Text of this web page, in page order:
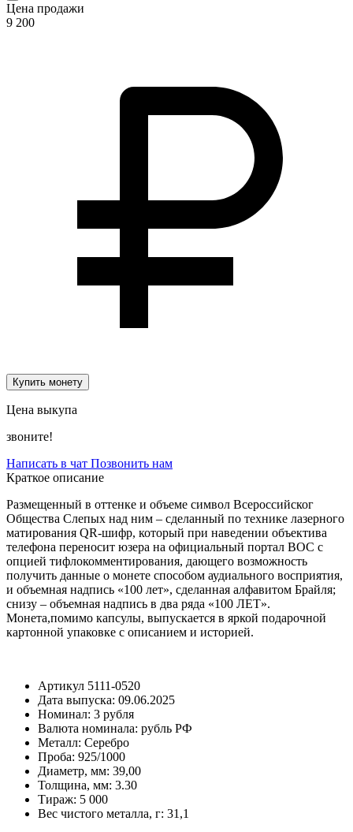
Цена продажи
9 200
Купить монету
Цена выкупа
звоните!
Написать в чат Позвонить нам
Краткое описание
Размещенный в оттенке и объеме символ Всероссийског
Общества Слепых над ним – сделанный по технике лазерного
матирования QR-шифр, который при наведении объектива
телефона переносит юзера на официальный портал ВОС с
опцией тифлокомментирования, дающего возможность
получить данные о монете способом аудиального восприятия,
и объемная надпись «100 лет», сделанная алфавитом Брайля;
снизу – объемная надпись в два ряда «100 ЛЕТ».
Монета,помимо капсулы, выпускается в яркой подарочной
картонной упаковке с описанием и историей.
Артикул 5111-0520
Дата выпуска: 09.06.2025
Номинал: 3 рубля
Валюта номинала: рубль РФ
Металл: Серебро
Проба: 925/1000
Диаметр, мм: 39,00
Толщина, мм: 3.30
Тираж: 5 000
Вес чистого металла, г: 31,1